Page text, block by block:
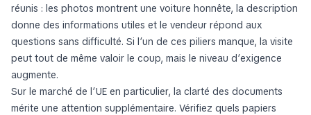
réunis : les photos montrent une voiture honnête, la description
donne des informations utiles et le vendeur répond aux
questions sans difficulté. Si l’un de ces piliers manque, la visite
peut tout de même valoir le coup, mais le niveau d’exigence
augmente.
Sur le marché de l’UE en particulier, la clarté des documents
mérite une attention supplémentaire. Vérifiez quels papiers